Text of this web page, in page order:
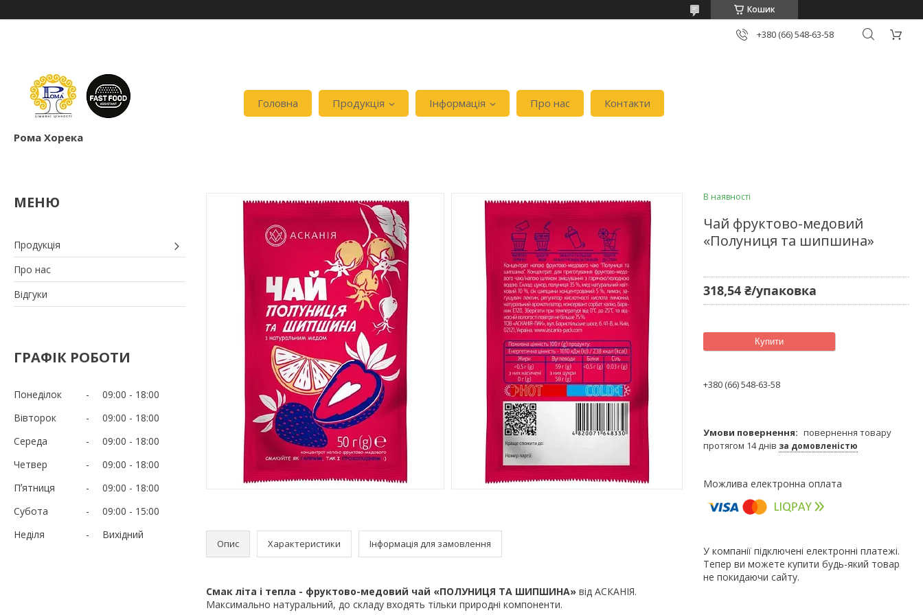
Кошик
+380 (66) 548-63-58
Рома Хорека
Головна Продукція Інформація Про нас Контакти
Продукція
Про нас
Відгуки
ГРАФІК РОБОТИ
Понеділок 09:00
18:00
Вівторок
09:00
18:00
Середа
09:00
18:00
Четвер
09:00
18:00
Пʼятниця
09:00
18:00
Субота
09:00
15:00
Неділя
Вихідний
Опис Характеристики Інформація для замовлення
Смак літа і тепла - фруктово-медовий чай «ПОЛУНИЦЯ ТА ШИПШИНА» від АСКАНІЯ.
Максимально натуральний, до складу входять тільки природні компоненти.
В наявності
Чай фруктово-медовий
«Полуниця та шипшина»
318,54 ₴/упаковка
Купити
+380 (66) 548-63-58
повернення товару
протягом 14 днів за домовленістю
У компанії підключені електронні платежі.
Тепер ви можете купити будь-який товар
не покидаючи сайту.